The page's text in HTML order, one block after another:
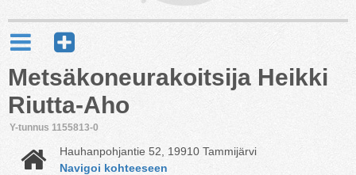
Metsäkoneurakoitsija Heikki
Riutta-Aho
Y-tunnus 1155813-0
Hauhanpohjantie 52, 19910 Tammijärvi
Navigoi kohteeseen